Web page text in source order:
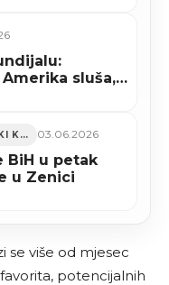
sluša,
ZENIČKO-DOBOJSKI KANTON 03.06.2026
BiH u petak
u Zenici
se više od mjesec
potencijalnih